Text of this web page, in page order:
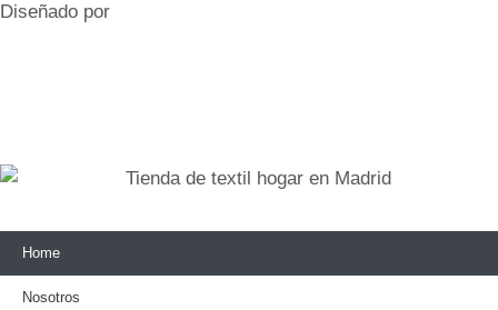
Diseñado por
Home
Nosotros